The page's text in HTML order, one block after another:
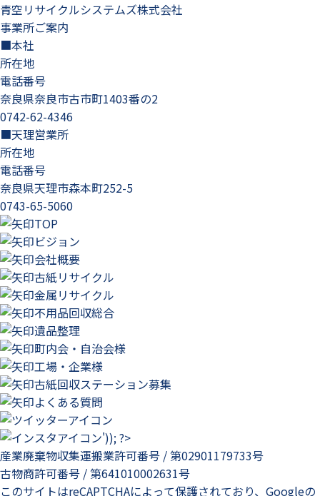
青空リサイクルシステムズ株式会社
事業所ご案内
■本社
所在地
電話番号
奈良県奈良市古市町1403番の2
0742-62-4346
■天理営業所
所在地
電話番号
奈良県天理市森本町252-5
0743-65-5060
TOP
ビジョン
会社概要
古紙リサイクル
金属リサイクル
不用品回収総合
遺品整理
町内会・自治会様
工場・企業様
古紙回収ステーション募集
よくある質問
産業廃棄物収集運搬業許可番号 / 第02901179733号
古物商許可番号 / 第641010002631号
このサイトはreCAPTCHAによって保護されており、Googleの